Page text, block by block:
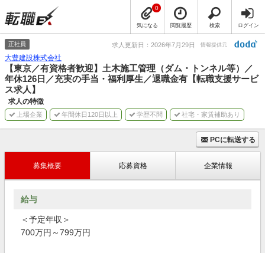
気になる
0
閲覧履歴 検索 ログイン
正社員 求人更新日：2026年7月29日 情報提供元
大豊建設株式会社
【東京／有資格者歓迎】土木施工管理（ダム・トンネル等）／
年休126日／充実の手当・福利厚生／退職金有【転職支援サービ
ス求人】
求人の特徴
上場企業 年間休日120日以上 学歴不問 社宅・家賃補助あり
PCに転送する
募集概要 応募資格 企業情報
給与
＜予定年収＞
700万円～799万円